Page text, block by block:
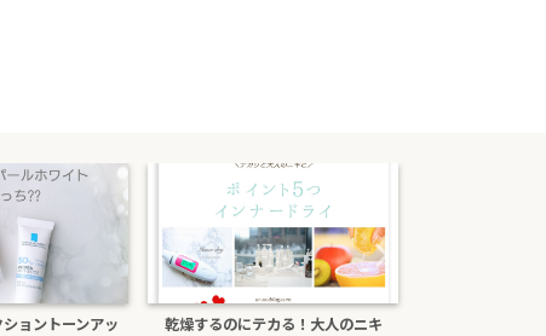
乾燥するのにテカる！大人のニキ
ポーラb.aライトセレクターは偽物